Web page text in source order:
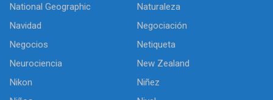
National Geographic
Naturaleza
Navidad
Negociación
Negocios
Netiqueta
Neurociencia
New Zealand
Nikon
Niñez